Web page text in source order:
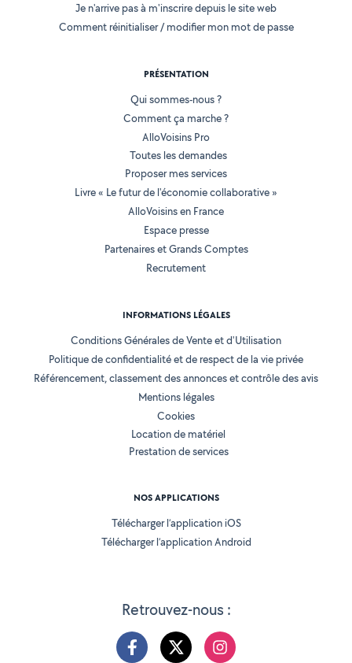
Retrouvez-nous :
Je n'arrive pas à m'inscrire depuis le site web
Comment réinitialiser / modifier mon mot de passe
PRÉSENTATION
Qui sommes-nous ?
Comment ça marche ?
AlloVoisins Pro
Toutes les demandes
Proposer mes services
Livre « Le futur de l'économie collaborative »
AlloVoisins en France
Espace presse
Partenaires et Grands Comptes
Recrutement
INFORMATIONS LÉGALES
Conditions Générales de Vente et d'Utilisation
Politique de confidentialité et de respect de la vie privée
Référencement, classement des annonces et contrôle des avis
Mentions légales
Cookies
Location de matériel
Prestation de services
NOS APPLICATIONS
Télécharger l’application iOS
Télécharger l’application Android